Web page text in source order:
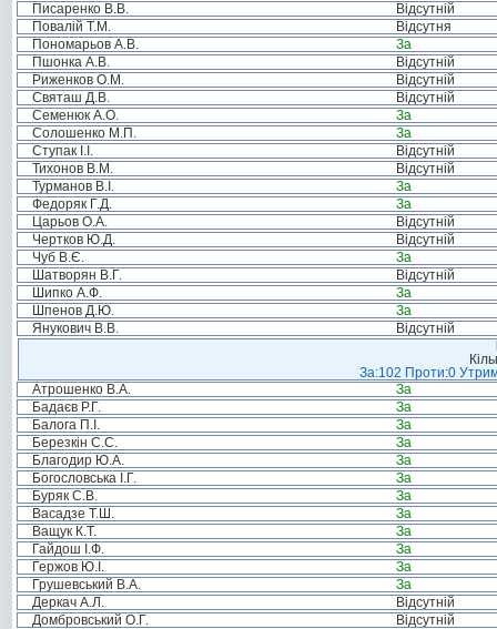
Писаренко В.В.
Відсутній
Повалій Т.М.
Відсутня
Пономарьов А.В.
За
Пшонка А.В.
Відсутній
Риженков О.М.
Відсутній
Святаш Д.В.
Відсутній
Семенюк А.О.
За
Солошенко М.П.
За
Ступак І.І.
Відсутній
Тихонов В.М.
Відсутній
Турманов В.І.
За
Федоряк Г.Д.
За
Царьов О.А.
Відсутній
Чертков Ю.Д.
Відсутній
Чуб В.Є.
За
Шатворян В.Г.
Відсутній
Шипко А.Ф.
За
Шпенов Д.Ю.
За
Янукович В.В.
Відсутній
За:102 Проти:0
Атрошенко В.А.
За
Бадаєв Р.Г.
За
Балога П.І.
За
Березкін С.С.
За
Благодир Ю.А.
За
Богословська І.Г.
За
Буряк С.В.
За
Васадзе Т.Ш.
За
Ващук К.Т.
За
Гайдош І.Ф.
За
Гержов Ю.І.
За
Грушевський В.А.
За
Деркач А.Л.
Відсутній
Домбровський О.Г.
Відсутній